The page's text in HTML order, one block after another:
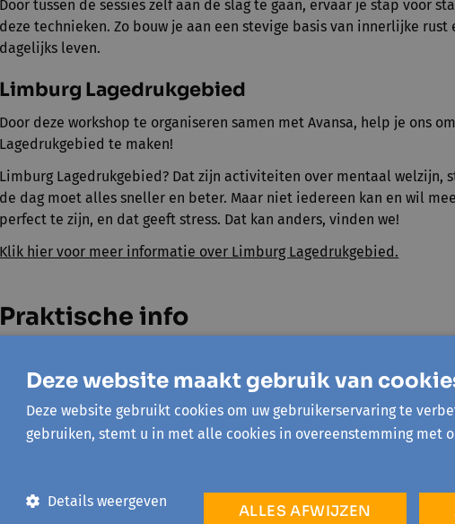
Door tussen de sessies zelf aan de slag te gaan, ervaar je stap voor
deze technieken. Zo bouw je aan een stevige basis van innerlijke
dagelijks leven.
Limburg Lagedrukgebied
Door deze workshop te organiseren samen met Avansa, help je ons
Lagedrukgebied te maken!
Limburg Lagedrukgebied? Dat zijn activiteiten over mentaal welzijn,
de dag moet alles sneller en beter. Maar niet iedereen kan en wil
perfect te zijn, en dat geeft stress. Dat kan anders, vinden we!
Klik hier voor meer informatie over Limburg Lagedrukgebied.
Praktische info
Taalniveau: 2 taaliconen. Deze cursus is toegankelijk voor
begrijpt, maar het nog niet zo goed spreekt.
Begeleider: An Thyssen
Aantal deelnemers: minimum 8, maximum 12
Deze website maakt gebruik van
Deze website gebruikt cookies om uw gebruikerservaring te
gebruiken, stemt u in met alle cookies in overeenstemming met
ALLES AFWIJZEN
Details weergeven